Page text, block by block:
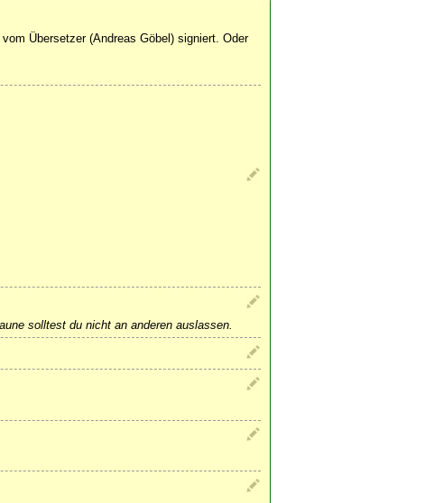
Übersetzer (Andreas Göbel) signiert. Oder
solltest du nicht an anderen auslassen.